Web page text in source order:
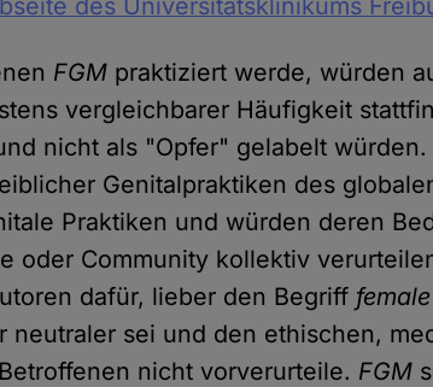
des Universitätsklinikums
FGM praktiziert werde, würden
vergleichbarer Häufigkeit
nicht als "Opfer" gelabelt würden.
Genitalpraktiken des
Praktiken und würden deren
oder Community kollektiv
dafür, lieber den Begriff
neutraler sei und den ethischen,
nicht vorverurteile. FGM